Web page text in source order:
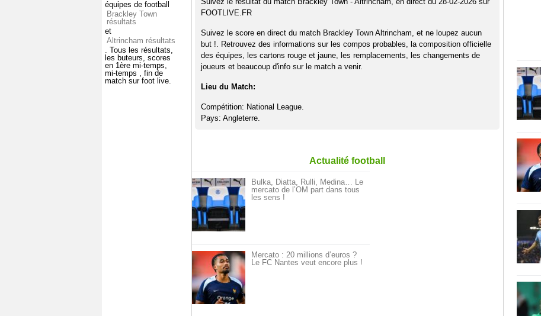
équipes de football
Brackley Town
résultats
et
Altrincham résultats
. Tous les résultats,
les buteurs, scores
en 1ère mi-temps,
mi-temps , fin de
match sur foot live.
FOOTLIVE.FR
Suivez le score en direct du match Brackley Town Altrincham, et ne loupez aucun
but !. Retrouvez des informations sur les compos probables, la composition officielle
des équipes, les cartons rouge et jaune, les remplacements, les changements de
joueurs et beaucoup d'info sur le match a venir.
Lieu du Match:
Compétition: National League.
Pays: Angleterre.
Actualité football
Bulka, Diatta, Rulli, Medina… Le
mercato de l’OM part dans tous
les sens !
Mercato : 20 millions d’euros ?
Le FC Nantes veut encore plus !